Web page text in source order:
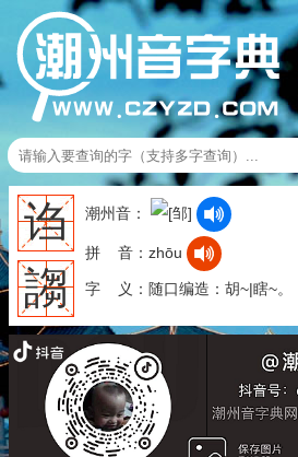
诌
謅
潮州音：
拼 音：zhōu
字 义：随口编造：胡~|瞎~。